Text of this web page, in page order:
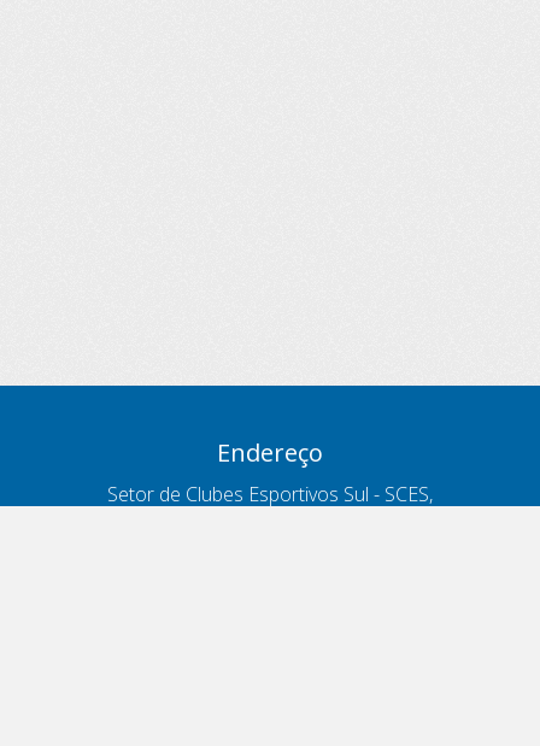
Endereço
Setor de Clubes Esportivos Sul - SCES,